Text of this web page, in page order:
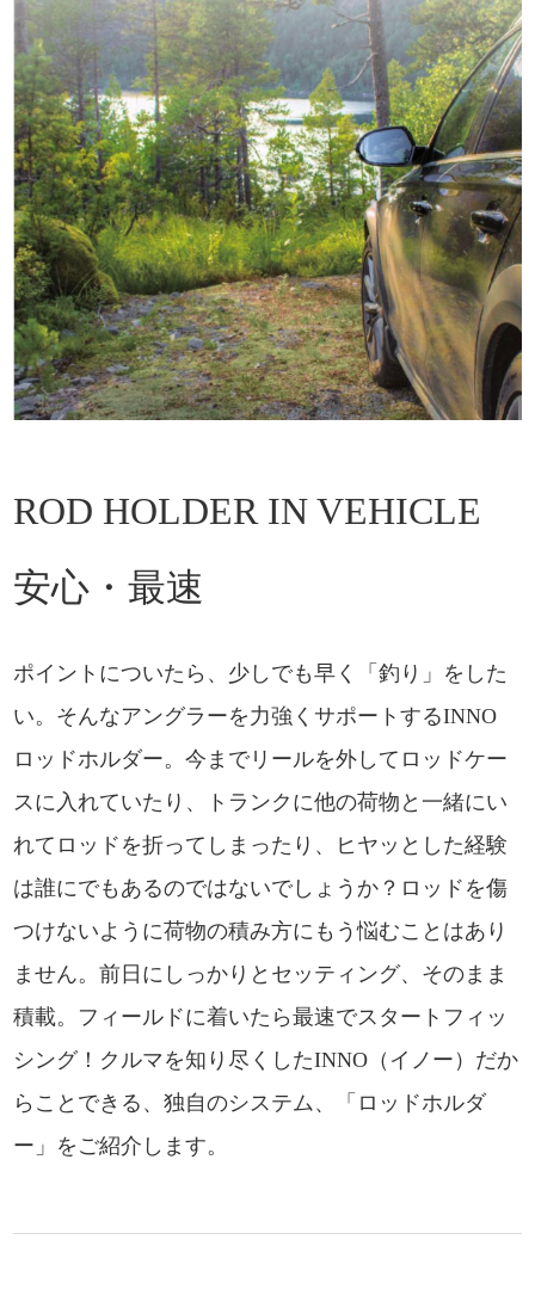
ROD HOLDER IN VEHICLE
安心・最速
ポイントについたら、少しでも早く「釣り」をした
い。そんなアングラーを力強くサポートするINNO
ロッドホルダー。今までリールを外してロッドケー
スに入れていたり、トランクに他の荷物と一緒にい
れてロッドを折ってしまったり、ヒヤッとした経験
は誰にでもあるのではないでしょうか？ロッドを傷
つけないように荷物の積み方にもう悩むことはあり
ません。前日にしっかりとセッティング、そのまま
積載。フィールドに着いたら最速でスタートフィッ
シング！クルマを知り尽くしたINNO（イノー）だか
らことできる、独自のシステム、「ロッドホルダ
ー」をご紹介します。